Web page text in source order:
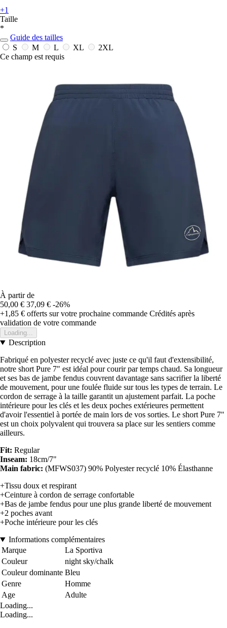
+1
Taille
*
Guide des tailles
S
M L XL
2XL
Ce champ est requis
À partir de
50,00 € 37,09 € -26%
+1,85 € offerts sur votre prochaine commande Crédités après
validation de votre commande
Loading...
Description
Fabriqué en polyester recyclé avec juste ce qu'il faut d'extensibilité,
notre short Pure 7" est idéal pour courir par temps chaud. Sa longueur
et ses bas de jambe fendus couvrent davantage sans sacrifier la liberté
de mouvement, pour une foulée fluide sur tous les types de terrain. Le
cordon de serrage à la taille garantit un ajustement parfait. La poche
intérieure pour les clés et les deux poches extérieures permettent
d'avoir l'essentiel à portée de main lors de vos sorties. Le short Pure 7"
est un choix polyvalent qui trouvera sa place sur les sentiers comme
ailleurs.
Fit: Regular
Inseam: 18cm/7"
Main fabric: (MFWS037) 90% Polyester recyclé 10% Élasthanne
+Tissu doux et respirant
+Ceinture à cordon de serrage confortable
+Bas de jambe fendus pour une plus grande liberté de mouvement
+2 poches avant
+Poche intérieure pour les clés
Informations complémentaires
Marque
La Sportiva
Couleur
night sky/chalk
Couleur dominante Bleu
Genre
Homme
Age
Adulte
Loading...
Loading...